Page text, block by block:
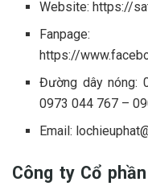
Website: https://
Fanpage:
https://
Đường dây nóng:
0973 044 767 –
Email:
Công ty Cổ